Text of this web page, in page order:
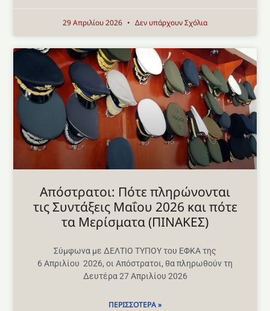
29 Απριλίου 2026 Δεν υπάρχουν Σχόλια
Aπόστρατοι: Πότε πληρώνονται
τις Συντάξεις Μαΐου 2026 και πότε
τα Μερίσματα (ΠΙΝΑΚΕΣ)
Σύμφωνα με ΔΕΛΤΙΟ ΤΥΠΟΥ του ΕΦΚΑ της
6 Απριλίου 2026, οι Απόστρατοι, θα πληρωθούν τη
Δευτέρα 27 Απριλίου 2026
ΠΕΡΙΣΣΌΤΕΡΑ »